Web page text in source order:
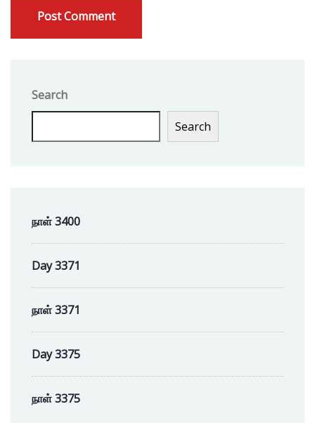
Search
Search
நாள் 3400
Day 3371
நாள் 3371
Day 3375
நாள் 3375